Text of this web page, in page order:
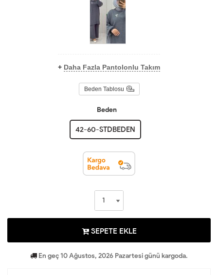
+ Daha Fazla Pantolonlu Takım
Beden Tablosu
Beden
42-60-STDBEDEN
SEPETE EKLE
En geç 10 Ağustos, 2026 Pazartesi günü kargoda.